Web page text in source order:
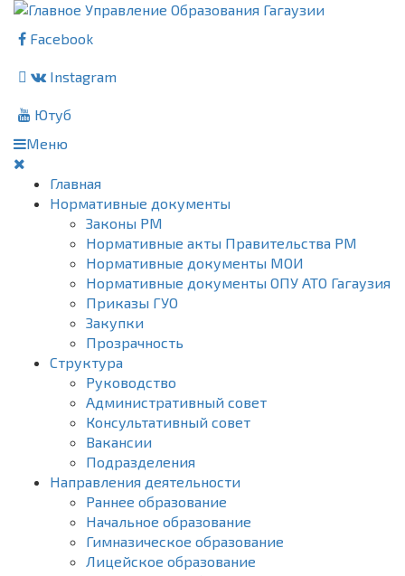
Facebook
Instagram
Ютуб
Меню
Главная
Нормативные документы
Законы РМ
Нормативные акты Правительства РМ
Нормативные документы МОИ
Нормативные документы ОПУ АТО Гагаузия
Приказы ГУО
Закупки
Прозрачность
Структура
Руководство
Административный совет
Консультативный совет
Вакансии
Подразделения
Направления деятельности
Раннее образование
Начальное образование
Гимназическое образование
Лицейское образование